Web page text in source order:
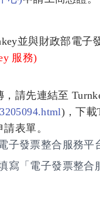
並與財政部電
服務)
請先連結至
)，下載
表單。
子發票整合服務平
寫「電子發票整合